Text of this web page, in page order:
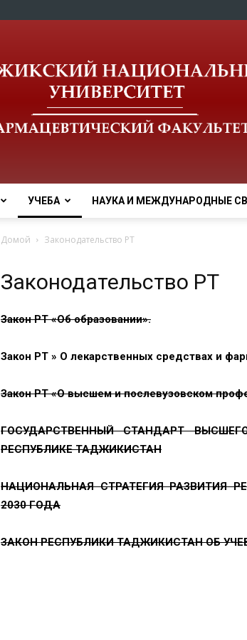
УЧЕБА НАУКА И МЕЖДУНАРОДНЫЕ
Домой Законодательство РТ
Законодательство РТ
Закон РТ «Об образовании».
Закон РТ » О лекарственных средствах и
Закон РТ «О высшем и послевузовском
ГОСУДАРСТВЕННЫЙ СТАНДАРТ
РЕСПУБЛИКЕ ТАДЖИКИСТАН
НАЦИОНАЛЬНАЯ СТРАТЕГИЯ РАЗВИТИЯ
2030 ГОДА
ЗАКОН РЕСПУБЛИКИ ТАДЖИКИСТАН ОБ